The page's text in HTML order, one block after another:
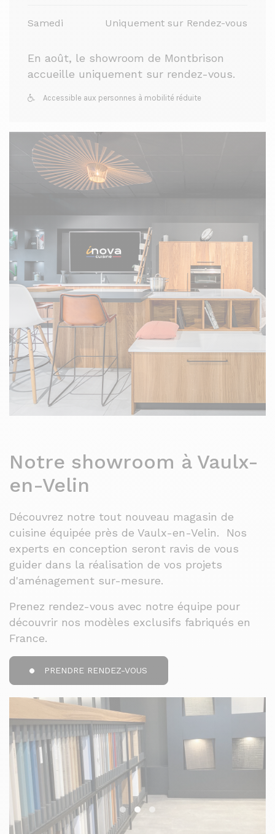
Samedi Uniquement sur Rendez-vous
En août, le showroom de Montbrison
accueille uniquement sur rendez-vous.
Accessible aux personnes à mobilité réduite
Notre showroom à Vaulx-
en-Velin
Découvrez notre tout nouveau magasin de
cuisine équipée près de Vaulx-en-Velin. Nos
experts en conception seront ravis de vous
guider dans la réalisation de vos projets
d'aménagement sur-mesure.
Prenez rendez-vous avec notre équipe pour
découvrir nos modèles exclusifs fabriqués en
France.
PRENDRE RENDEZ-VOUS